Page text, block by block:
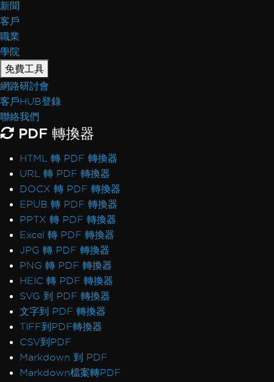
新聞
客戶
職業
學院
免費工具
網路研討會
客戶HUB登錄
聯絡我們
PDF 轉換器
HTML 轉 PDF 轉換器
URL 轉 PDF 轉換器
DOCX 轉 PDF 轉換器
EPUB 轉 PDF 轉換器
PPTX 轉 PDF 轉換器
Excel 轉 PDF 轉換器
JPG 轉 PDF 轉換器
PNG 轉 PDF 轉換器
HEIC 轉 PDF 轉換器
SVG 到 PDF 轉換器
文字到 PDF 轉換器
TIFF到PDF轉換器
CSV到PDF
Markdown 到 PDF
Markdown檔案轉PDF